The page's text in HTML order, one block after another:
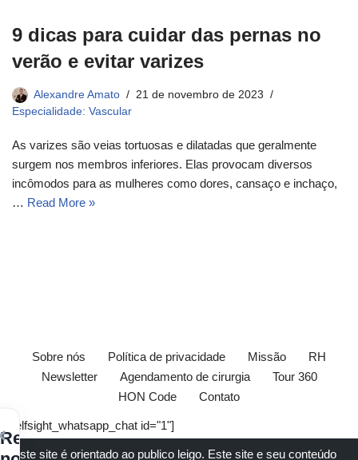
9 dicas para cuidar das pernas no
verão e evitar varizes
Alexandre Amato
21 de novembro de 2023
Especialidade: Vascular
As varizes são veias tortuosas e dilatadas que geralmente
surgem nos membros inferiores. Elas provocam diversos
incômodos para as mulheres como dores, cansaço e inchaço,
… Read More »
Sobre nós Política de privacidade Missão
RH
Newsletter
Agendamento de cirurgia
Tour 360
HON Code
Contato
[elfsight_whatsapp_chat id="1"]
Este site é orientado ao publico leigo. Este site e seu conteúdo
Receba